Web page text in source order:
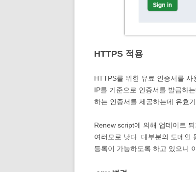
HTTPS 적용
HTTPS를 위한 유료 인증서를 사
IP를 기준으로 인증서를 발급하
하는 인증서를 제공하는데 유효
Renew script에 의해 업데이트
여러모로 낫다. 대부분의 도메인
등록이 가능하도록 하고 있으니